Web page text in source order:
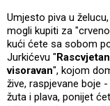
Umjesto piva u
mogli kupiti za
kući ćete sa sobom
Jurkićevu "
visoravan", kojom
žive, raspjevane boje
žuta i plava, ponijet